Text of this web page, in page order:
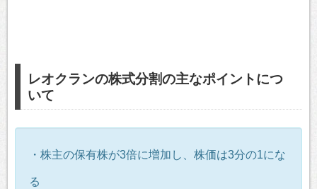
レオクランの株式分割の主なポイントにつ
いて
・株主の保有株が3倍に増加し、株価は3分の1にな
る